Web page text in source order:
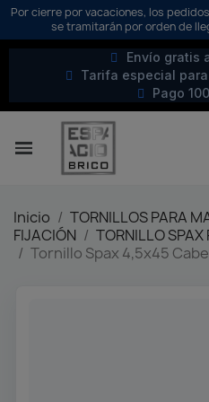
Por cierre por vacaciones, los
se tramitarán por orden de
Envío gratis
Tarifa especial
Pago
Inicio
TORNILLOS PARA
FIJACIÓN
TORNILLO
Tornillo Spax 4,5x45